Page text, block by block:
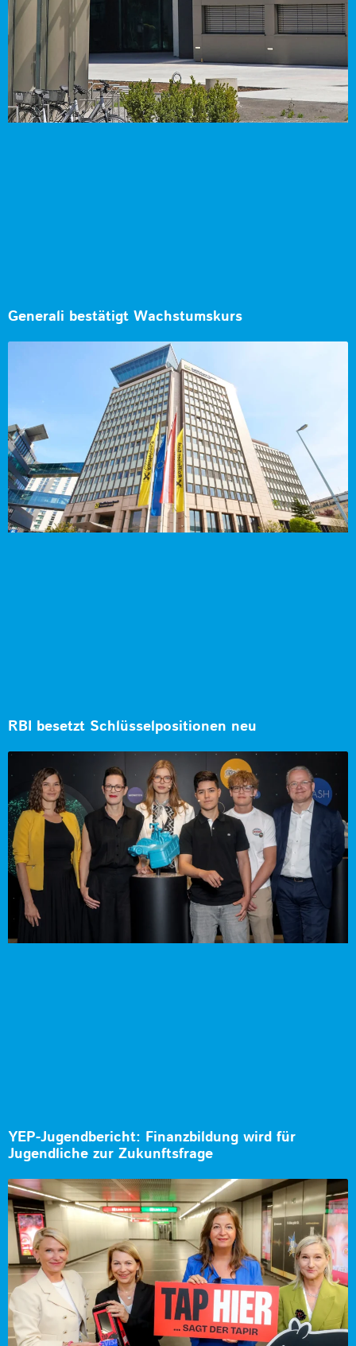
Generali bestätigt Wachstumskurs
RBI besetzt Schlüsselpositionen neu
YEP-Jugendbericht: Finanzbildung wird für
Jugendliche zur Zukunftsfrage